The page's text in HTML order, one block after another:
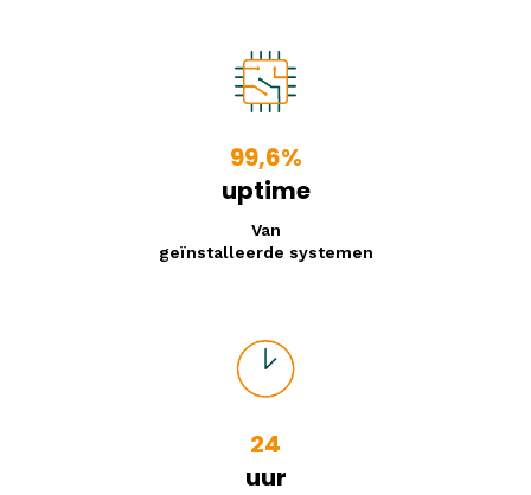
99,6%
uptime
Van
geïnstalleerde systemen
24
uur